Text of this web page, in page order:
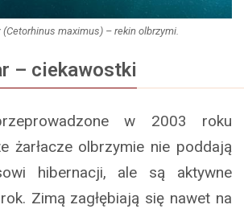
(Cetorhinus maximus) – rekin olbrzymi.
– ciekawostki
w 2003 roku
żarłacze olbrzymie nie poddają
hibernacji, ale są aktywne
Zimą zagłębiają się nawet na